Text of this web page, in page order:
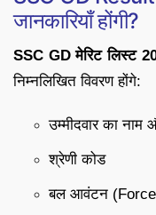
जानकारियाँ होंगी?
SSC GD मेरिट लिस्ट
निम्नलिखित विवरण होंगे:
उम्मीदवार का नाम
श्रेणी कोड
बल आवंटन